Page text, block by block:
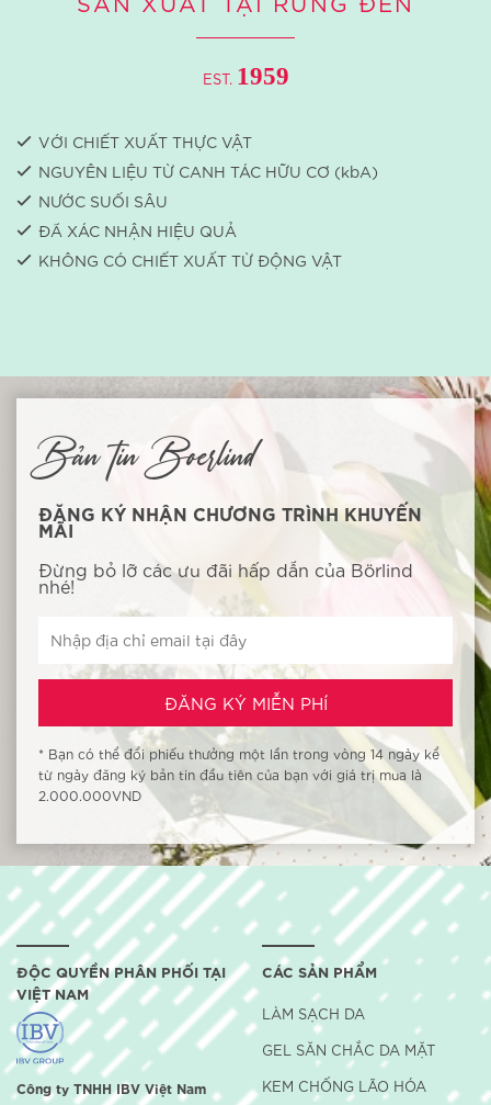
EST. 1959
VỚI CHIẾT XUẤT THỰC VẬT
NGUYÊN LIỆU TỪ CANH TÁC HỮU CƠ (kbA)
NƯỚC SUỐI SÂU
ĐÃ XÁC NHẬN HIỆU QUẢ
KHÔNG CÓ CHIẾT XUẤT TỪ ​​ĐỘNG VẬT
Bản tin Boerlind
ĐĂNG KÝ NHẬN CHƯƠNG TRÌNH KHUYẾN
MÃI
Đừng bỏ lỡ các ưu đãi hấp dẫn của Börlind
nhé!
* Bạn có thể đổi phiếu thưởng một lần trong vòng 14 ngày kể
từ ngày đăng ký bản tin đầu tiên của bạn với giá trị mua là
2.000.000VND
ĐỘC QUYỀN PHÂN PHỐI TẠI
VIỆT NAM
Công ty TNHH IBV Việt Nam
CÁC SẢN PHẨM
LÀM SẠCH DA
GEL SĂN CHẮC DA MẶT
KEM CHỐNG LÃO HÓA